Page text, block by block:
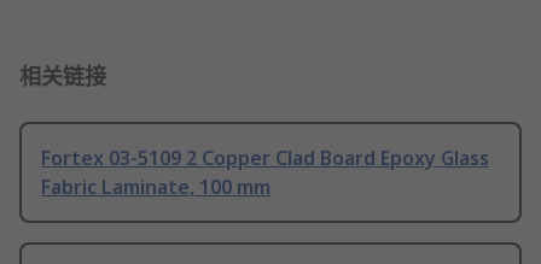
相关链接
Fortex 03-5109 2 Copper Clad Board Epoxy Glass
Fabric Laminate, 100 mm